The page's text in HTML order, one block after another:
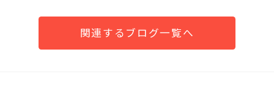
関連するブログ一覧へ